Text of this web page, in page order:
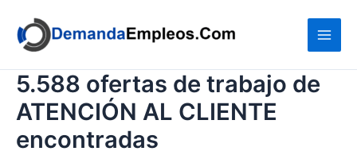
contenido
5.588 ofertas de trabajo de
ATENCIÓN AL CLIENTE
encontradas